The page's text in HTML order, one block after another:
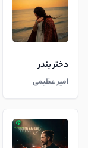
دختر بندر
امیر عظیمی